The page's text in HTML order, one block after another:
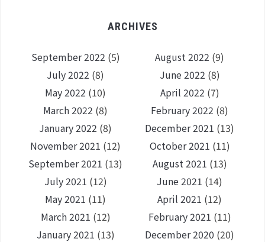
ARCHIVES
September 2022 (5) August 2022 (9)
July 2022 (8) June 2022 (8)
May 2022 (10) April 2022 (7)
March 2022 (8) February 2022 (8)
January 2022 (8) December 2021 (13)
November 2021 (12) October 2021 (11)
September 2021 (13) August 2021 (13)
July 2021 (12) June 2021 (14)
May 2021 (11) April 2021 (12)
March 2021 (12) February 2021 (11)
January 2021 (13) December 2020 (20)